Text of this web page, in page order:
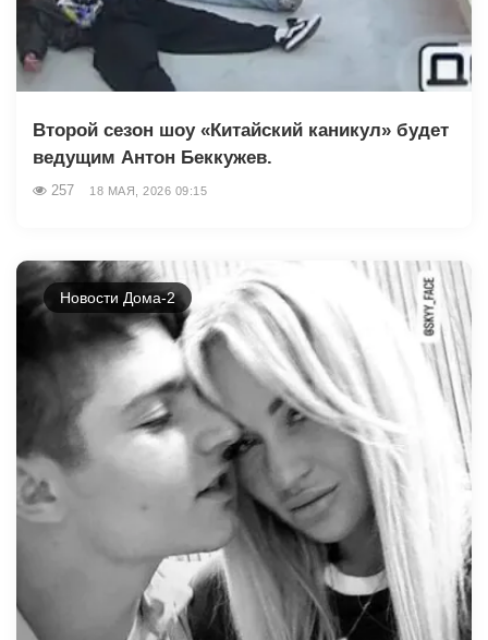
Второй сезон шоу «Китайский каникул» будет
ведущим Антон Беккужев.
257 18 МАЯ, 2026 09:15
Новости Дома-2